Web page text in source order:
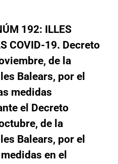
192: ILLES
COVID-19. Decreto
de la
Balears, por el
medidas
el Decreto
de la
Balears, por el
en el